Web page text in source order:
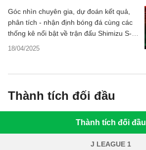
18/04/2025
Góc nhìn chuyên gia, dự đoán kết quả,
phân tích - nhận định bóng đá cùng các
thống kê nổi bật về trận đấu Shimizu S-
Pulse vs Avispa Fukuoka thuộc vòng 11
Thành tích đối đầu
Thành tích đối đầu
J LEAGUE 1